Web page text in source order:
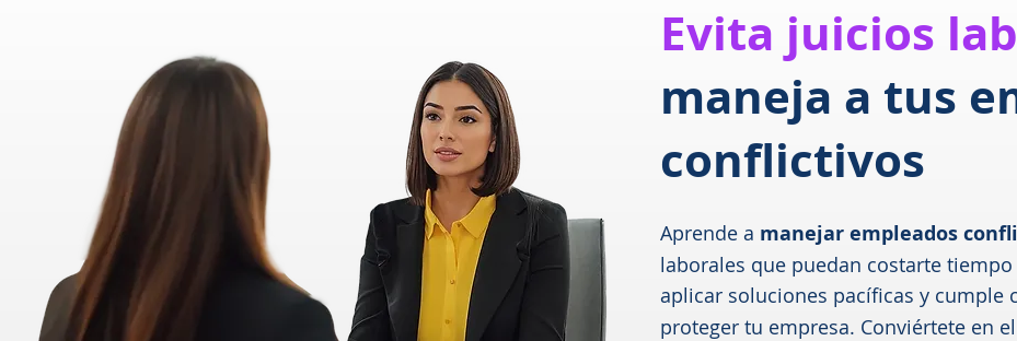
Evita juicios
maneja a tus
conflictivos
Aprende a manejar empleados
laborales que puedan costarte
aplicar soluciones pacíficas y cumple
proteger tu empresa. Conviértete en